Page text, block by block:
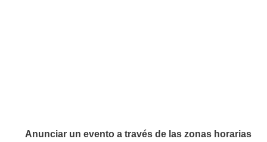
Anunciar un evento a través de las zonas horarias